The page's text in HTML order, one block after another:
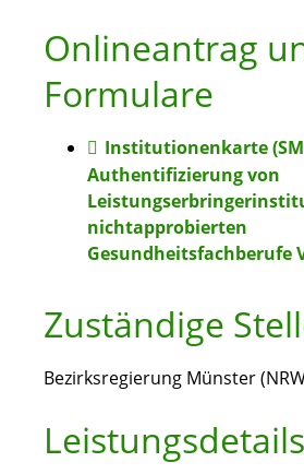
Onlineantrag
Formulare
Institutionenkarte
Authentifizierung von
nichtapprobierten
Gesundheitsfachberufe
Zuständige
Bezirksregierung Münster
Leistungsdetails